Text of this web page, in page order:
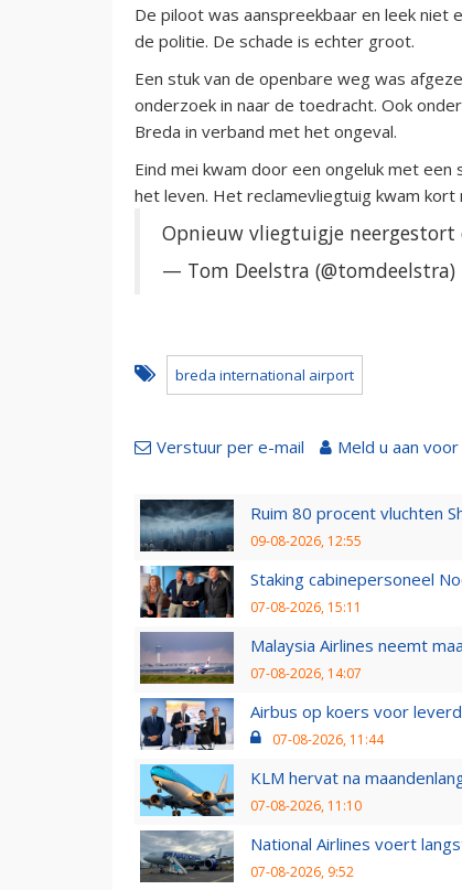
De piloot was aanspreekbaar en leek
de politie. De schade is echter groot.
Een stuk van de openbare weg was
onderzoek in naar de toedracht. Ook
Breda in verband met het ongeval.
Eind mei kwam door een ongeluk met
het leven. Het reclamevliegtuig kwam
Opnieuw vliegtuigje neergestort
— Tom Deelstra (@tomdeelstra)
breda international airport
Verstuur per e-mail Meld u aan
Ruim 80 procent vluchten
09-08-2026, 12:55
Staking cabinepersoneel
07-08-2026, 15:11
Malaysia Airlines neemt
07-08-2026, 14:07
Airbus op koers voor
07-08-2026, 11:44
KLM hervat na
07-08-2026, 11:10
National Airlines voert
07-08-2026, 9:52